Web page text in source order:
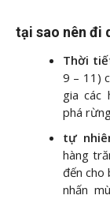
tại sao nên đi
Thời
9 – 11)
gia các
phá
tự
hàng
đến cho
nhấn